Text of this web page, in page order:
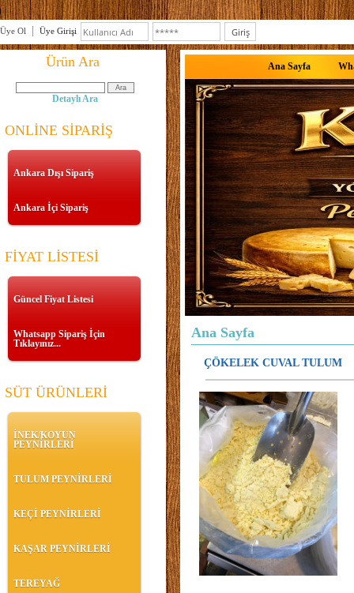
Üye Ol Üye Girişi
Ürün Ara
Detaylı Ara
ONLİNE SİPARİŞ
Ankara Dışı Sipariş
Ankara İçi Sipariş
FİYAT LİSTESİ
Güncel Fiyat Listesi
Whatsapp Sipariş İçin
Tıklayınız...
SÜT ÜRÜNLERİ
İNEK/KOYUN
PEYNİRLERİ
TULUM PEYNİRLERİ
KEÇİ PEYNİRLERİ
KAŞAR PEYNİRLERİ
TEREYAĞ
Ana Sayfa
Ana Sayfa
ÇÖKELEK CUVAL TULUM